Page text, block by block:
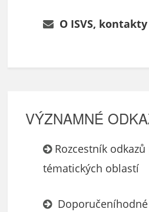
O ISVS, kontakty
VÝZNAMNÉ
Rozcestník
tématických oblastí